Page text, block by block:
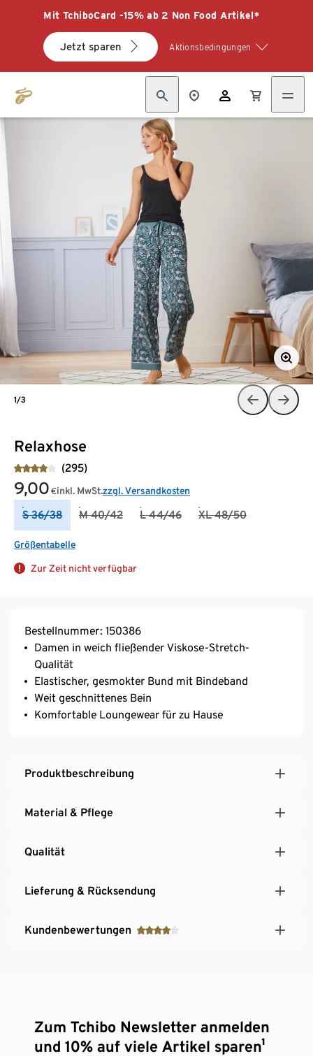
Mit TchiboCard -15% ab 2 Non Food Artikel*
Jetzt sparen Aktionsbedingungen
Relaxhose
(295)
9,00 €inkl. MwSt.zzgl. Versandkosten
S 36/38 M 40/42 L 44/46 XL 48/50
Größentabelle
Zur Zeit nicht verfügbar
1/3
Bestellnummer: 150386
Damen in weich fließender Viskose-Stretch-
Qualität
Elastischer, gesmokter Bund mit Bindeband
Weit geschnittenes Bein
Komfortable Loungewear für zu Hause
Produktbeschreibung
Material & Pflege
Qualität
Lieferung & Rücksendung
Kundenbewertungen
Zum Tchibo Newsletter anmelden
und 10% auf viele Artikel sparen¹